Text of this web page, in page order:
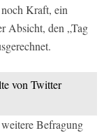
noch Kraft, ein
Absicht, den „Tag
von Twitter
Befragung